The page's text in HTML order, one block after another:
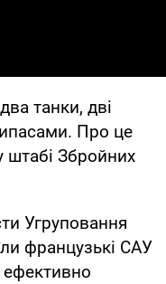
танки, дві
Про це
штабі Збройних
Угруповання
французькі САУ
ефективно